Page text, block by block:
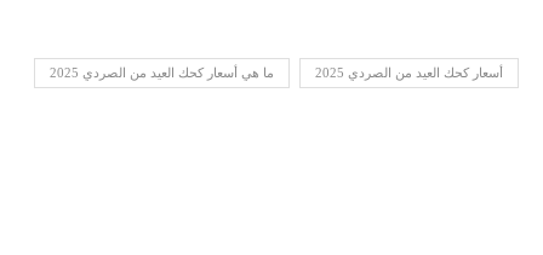
أسعار كحك العيد من الصردي 2025 ما هي أسعار كحك العيد من الصردي 2025